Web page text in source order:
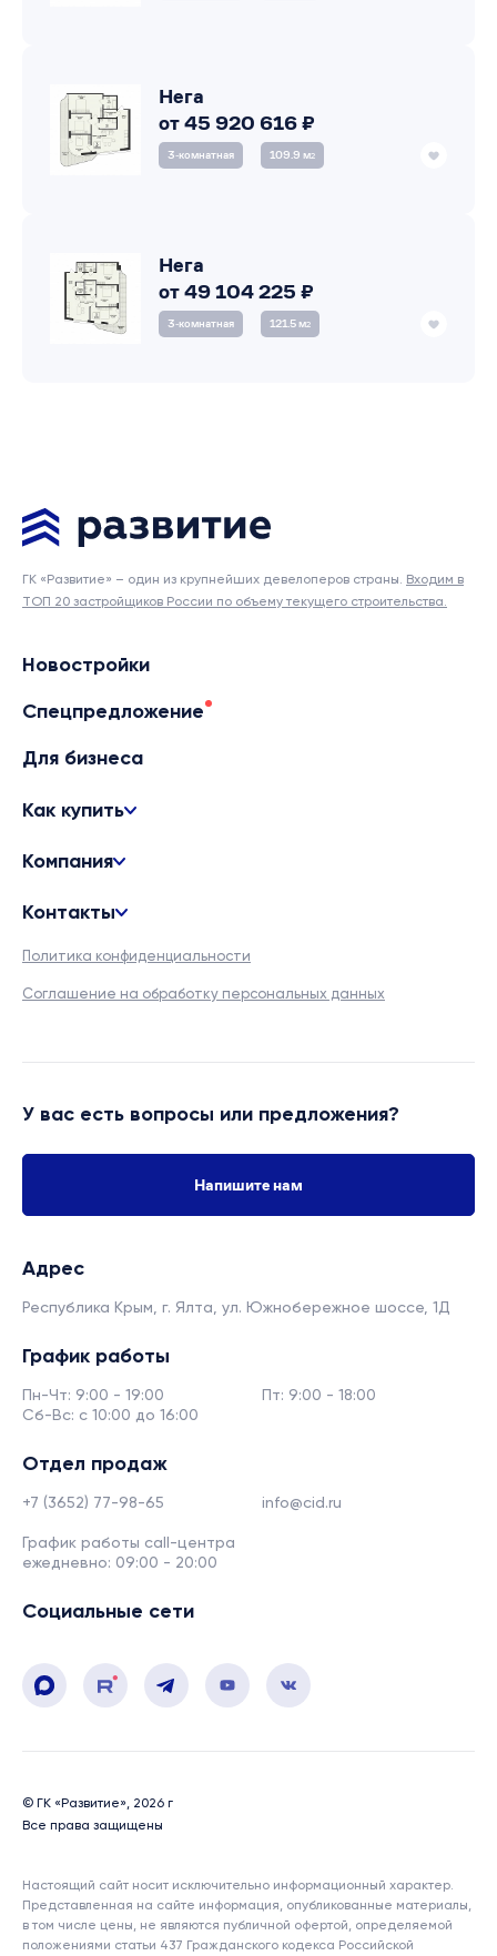
Нега
от 45 920 616 ₽
3‑комнатная 109.9 м2
Нега
от 49 104 225 ₽
3‑комнатная 121.5 м2
ГК «Развитие» – один из крупнейших девелоперов страны. Входим в
ТОП 20 застройщиков России по объему текущего строительства.
Новостройки
Спецпредложение
Для бизнеса
Как купить
Компания
Контакты
Политика конфиденциальности
Соглашение на обработку персональных данных
У вас есть вопросы или предложения?
Напишите нам
Адрес
Республика Крым, г. Ялта, ул. Южнобережное шоссе, 1Д
График работы
Пн-Чт: 9:00 - 19:00
Пт: 9:00 - 18:00
Сб-Вс: с 10:00 до 16:00
Отдел продаж
+7 (3652) 77-98-65 info@cid.ru
График работы call-центра
ежедневно: 09:00 - 20:00
Социальные сети
© ГК «Развитие», 2026 г
Все права защищены
Настоящий сайт носит исключительно информационный характер.
Представленная на сайте информация, опубликованные материалы,
в том числе цены, не являются публичной офертой, определяемой
положениями статьи 437 Гражданского кодекса Российской